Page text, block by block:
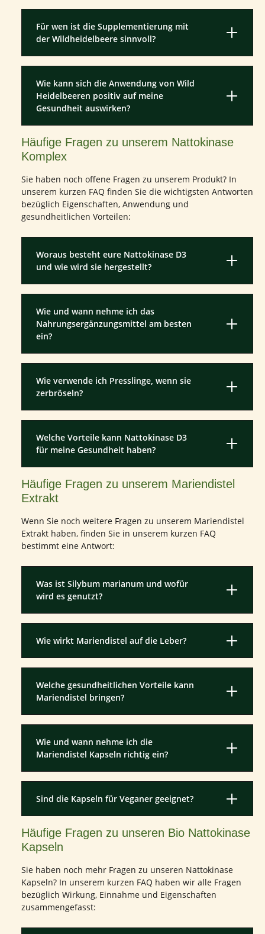
Für wen ist die Supplementierung mit
der Wildheidelbeere sinnvoll?
Wie kann sich die Anwendung von Wild
Heidelbeeren positiv auf meine
Gesundheit auswirken?
Häufige Fragen zu unserem Nattokinase
Komplex
Sie haben noch offene Fragen zu unserem Produkt? In
unserem kurzen FAQ finden Sie die wichtigsten Antworten
bezüglich Eigenschaften, Anwendung und
gesundheitlichen Vorteilen:
Woraus besteht eure Nattokinase D3
und wie wird sie hergestellt?
Wie und wann nehme ich das
Nahrungsergänzungsmittel am besten
ein?
Wie verwende ich Presslinge, wenn sie
zerbröseln?
Welche Vorteile kann Nattokinase D3
für meine Gesundheit haben?
Häufige Fragen zu unserem Mariendistel
Extrakt
Wenn Sie noch weitere Fragen zu unserem Mariendistel
Extrakt haben, finden Sie in unserem kurzen FAQ
bestimmt eine Antwort:
Was ist Silybum marianum und wofür
wird es genutzt?
Wie wirkt Mariendistel auf die Leber?
Welche gesundheitlichen Vorteile kann
Mariendistel bringen?
Wie und wann nehme ich die
Mariendistel Kapseln richtig ein?
Sind die Kapseln für Veganer geeignet?
Häufige Fragen zu unseren Bio Nattokinase
Kapseln
Sie haben noch mehr Fragen zu unseren Nattokinase
Kapseln? In unserem kurzen FAQ haben wir alle Fragen
bezüglich Wirkung, Einnahme und Eigenschaften
zusammengefasst: